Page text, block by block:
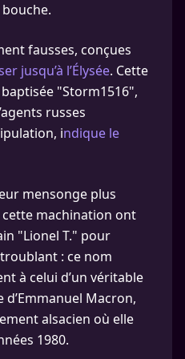
fausses, conçues
jusqu’à l’Élysée. Cette
"Storm1516",
russes
indique le
mensonge plus
machination ont
"Lionel T." pour
: ce nom
à celui d’un véritable
d’Emmanuel Macron,
alsacien où elle
1980.